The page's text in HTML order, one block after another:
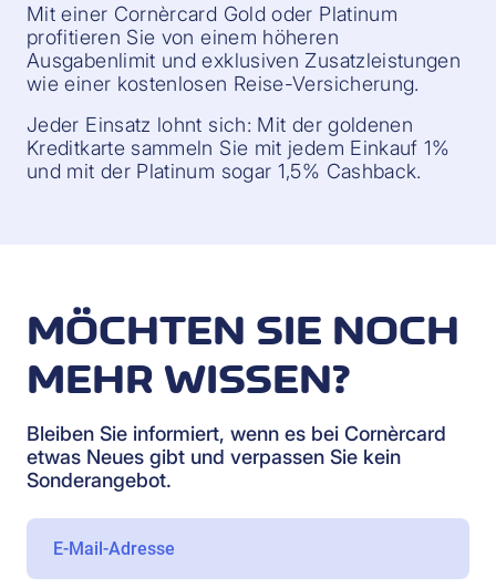
Mit einer Cornèrcard Gold oder Platinum
profitieren Sie von einem höheren
Ausgabenlimit und exklusiven Zusatzleistungen
wie einer kostenlosen Reise-Versicherung.
Jeder Einsatz lohnt sich: Mit der goldenen
Kreditkarte sammeln Sie mit jedem Einkauf 1%
und mit der Platinum sogar 1,5% Cashback.
MÖCHTEN SIE NOCH
MEHR WISSEN?
Bleiben Sie informiert, wenn es bei Cornèrcard
etwas Neues gibt und verpassen Sie kein
Sonderangebot.